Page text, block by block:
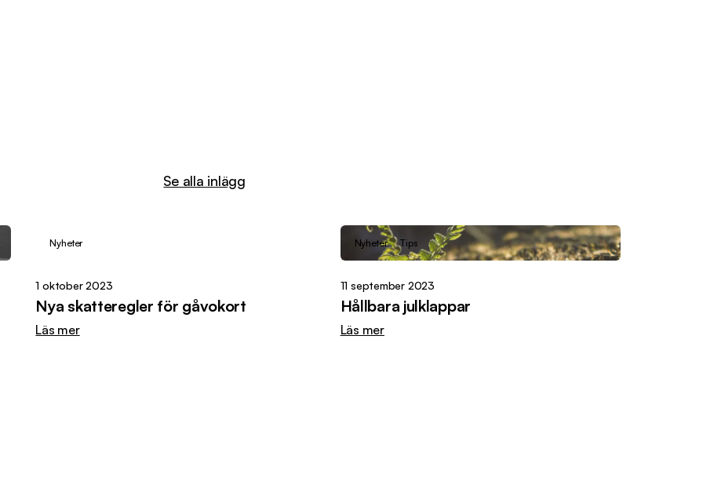
Se alla inlägg
Nyheter
1 oktober 2023
Nya skatteregler för gåvokort
Läs mer
Nyheter Tips
11 september 2023
Hållbara julklappar
Läs mer